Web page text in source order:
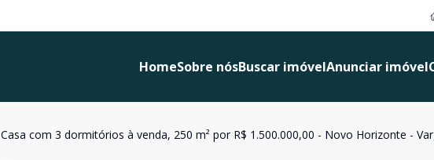
HomeSobre nósBuscar imóvelAnunciar imóvel
Casa com 3 dormitórios à venda, 250 m² por R$ 1.500.000,00 - Novo Horizonte -